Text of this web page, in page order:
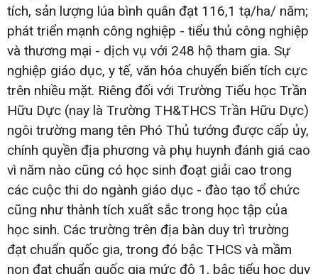
tích, sản lượng lúa bình quân đạt 116,1 tạ/ha/ năm;
phát triển mạnh công nghiệp - tiểu thủ công nghiệp
và thương mại - dịch vụ với 248 hộ tham gia. Sự
nghiệp giáo dục, y tế, văn hóa chuyển biến tích cực
trên nhiều mặt. Riêng đối với Trường Tiểu học Trần
Hữu Dực (nay là Trường TH&THCS Trần Hữu Dực)
ngôi trường mang tên Phó Thủ tướng được cấp ủy,
chính quyền địa phương và phụ huynh đánh giá cao
vì năm nào cũng có học sinh đoạt giải cao trong
các cuộc thi do ngành giáo dục - đào tạo tổ chức
cũng như thành tích xuất sắc trong học tập của
học sinh. Các trường trên địa bàn duy trì trường
đạt chuẩn quốc gia, trong đó bậc THCS và mầm
non đạt chuẩn quốc gia mức độ 1, bậc tiểu học duy